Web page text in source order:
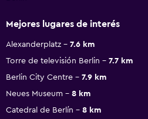
Mejores lugares de interés
Alexanderplatz
7.6 km
Torre de televisión Berlin
7.7 km
Berlin City Centre
7.9 km
Neues Museum
8 km
Catedral de Berlín
8 km